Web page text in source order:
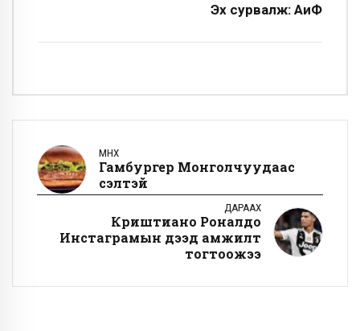
Эх сурвалж: АиФ
ӨМНӨХ
Гамбургер Монголчуудаас
үүсэлтэй
ДАРААХ
Криштиано Роналдо
Инстаграмын дээд амжилт
тогтоожээ